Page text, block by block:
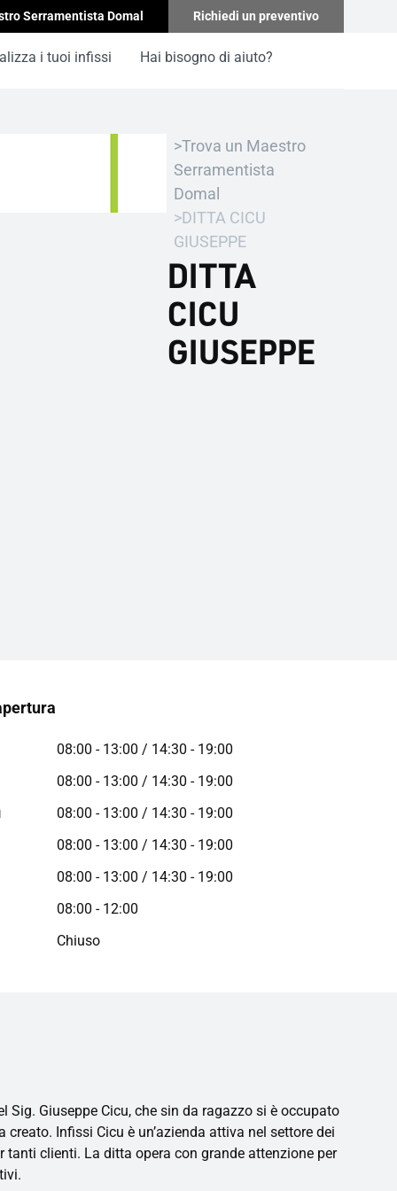
Serramentista Domal Richiedi un preventivo
i tuoi infissi Hai bisogno di aiuto?
Trova un Maestro
Serramentista
Domal
DITTA CICU
GIUSEPPE
DITTA
CICU
GIUSEPPE
08:00 - 13:00 / 14:30 - 19:00
08:00 - 13:00 / 14:30 - 19:00
08:00 - 13:00 / 14:30 - 19:00
08:00 - 13:00 / 14:30 - 19:00
08:00 - 13:00 / 14:30 - 19:00
08:00 - 12:00
Chiuso
Giuseppe Cicu, che sin da ragazzo si è occupato
Infissi Cicu è un’azienda attiva nel settore dei
clienti. La ditta opera con grande attenzione per